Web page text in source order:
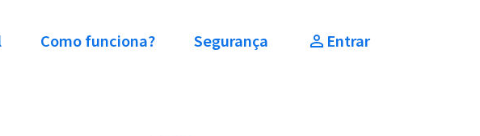
Como funciona? Segurança Entrar